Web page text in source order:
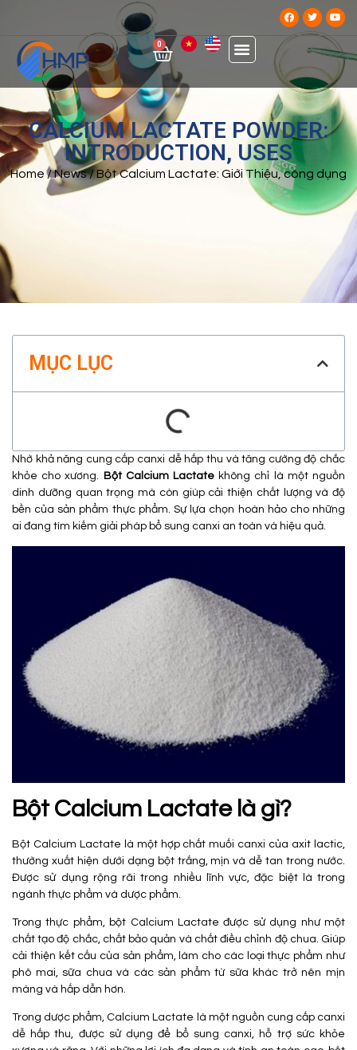
0
CALCIUM LACTATE POWDER:
INTRODUCTION, USES
Home/News/ Bột Calcium Lactate: Giới Thiệu, công dụng
MỤC LỤC
Nhờ khả năng cung cấp canxi dễ hấp thu và tăng cường độ chắc
khỏe cho xương.
Bột Calcium Lactate không chỉ là một nguồn
dinh dưỡng quan trọng mà còn giúp cải thiện chất lượng và độ
bền của sản phẩm thực phẩm. Sự lựa chọn hoàn hảo cho những
ai đang tìm kiếm giải pháp bổ sung canxi an toàn và hiệu quả.
Bột Calcium Lactate là gì?
Bột Calcium Lactate là một hợp chất muối canxi của axit lactic,
thường xuất hiện dưới dạng bột trắng, mịn và dễ tan trong nước.
Được sử dụng rộng rãi trong nhiều lĩnh vực, đặc biệt là trong
ngành thực phẩm và dược phẩm.
Trong thực phẩm, bột Calcium Lactate được sử dụng như một
chất tạo độ chắc, chất bảo quản và chất điều chỉnh độ chua. Giúp
cải thiện kết cấu của sản phẩm, làm cho các loại thực phẩm như
phô mai, sữa chua và các sản phẩm từ sữa khác trở nên mịn
màng và hấp dẫn hơn.
Trong dược phẩm, Calcium Lactate là một nguồn cung cấp canxi
dễ hấp thu, được sử dụng để bổ sung canxi, hỗ trợ sức khỏe